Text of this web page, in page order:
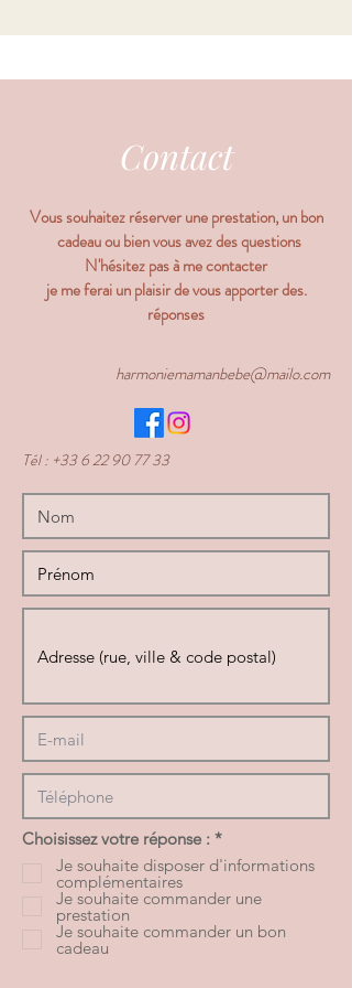
Contact
Vous souhaitez réserver une prestation, un bon
cadeau ou bien vous avez des questions
N'hésitez pas à me contacter
.je me ferai un plaisir de vous apporter des
réponses
harmoniemamanbebe@mailo.com
Tél : +33 6 22 90 77 33
Choisissez votre réponse : *O
b
l
g
t
Je souhaite disposer d'informations
complémentaires
Je souhaite commander une
prestation
Je souhaite commander un bon
cadeau